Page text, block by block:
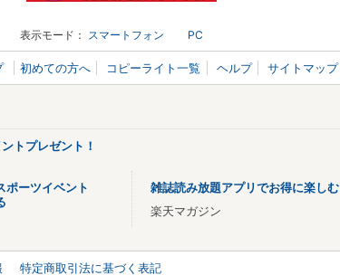
表示モード： スマートフォン PC
初めての方へ コピーライト一覧 ヘルプ サイトマップ
トプレゼント！
ポーツイベント
雑誌読み放題アプリでお得に楽しむ
楽天マガジン
特定商取引法に基づく表記